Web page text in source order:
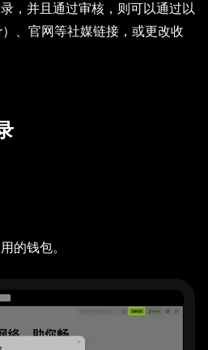
，并且通过审核，则可以通过以
、官网等社媒链接，或更改收
的钱包。